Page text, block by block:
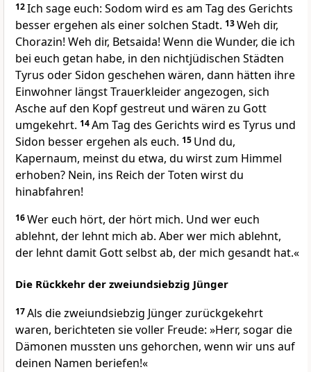
12Ich sage euch: Sodom wird es am Tag des Gerichts
besser ergehen als einer solchen Stadt. 13Weh dir,
Chorazin! Weh dir, Betsaida! Wenn die Wunder, die ich
bei euch getan habe, in den nichtjüdischen Städten
Tyrus oder Sidon geschehen wären, dann hätten ihre
Einwohner längst Trauerkleider angezogen, sich
Asche auf den Kopf gestreut und wären zu Gott
umgekehrt. 14Am Tag des Gerichts wird es Tyrus und
Sidon besser ergehen als euch. 15 Und du,
Kapernaum, meinst du etwa, du wirst zum Himmel
erhoben? Nein, ins Reich der Toten wirst du
hinabfahren!
16Wer euch hört, der hört mich. Und wer euch
ablehnt, der lehnt mich ab. Aber wer mich ablehnt,
der lehnt damit Gott selbst ab, der mich gesandt hat.«
Die Rückkehr der zweiundsiebzig Jünger
17Als die zweiundsiebzig Jünger zurückgekehrt
waren, berichteten sie voller Freude: »Herr, sogar die
Dämonen mussten uns gehorchen, wenn wir uns auf
deinen Namen beriefen!«